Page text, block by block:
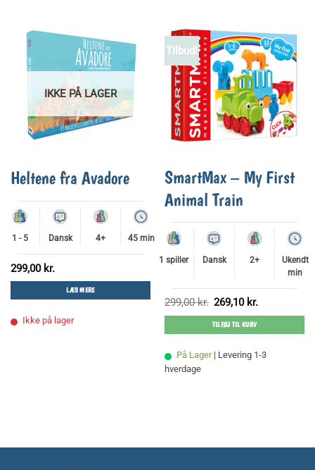
IKKE PÅ LAGER
Heltene fra Avadore
1 - 5 Dansk 4+ 45 min
299,00 kr.
LÆS MERE
Ikke på lager
Tilbud!
SmartMax – My First
Animal Train
1 spiller Dansk 2+
Ukendt
min
299,00kr. Den
oprindelige
pris
var:
299,00 kr..
269,10 kr.
aktuelle
pris
269,10 kr..
TILFØJ TIL KURV
På Lager | Levering 1-3
hverdage